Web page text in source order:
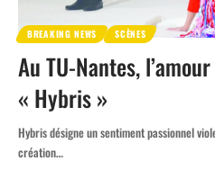
BREAKING NEWS SCÈNES
Au TU-Nantes,
« Hybris »
Hybris désigne un sentiment passionnel
création…